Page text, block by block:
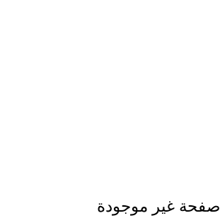
صفحة غير موجودة